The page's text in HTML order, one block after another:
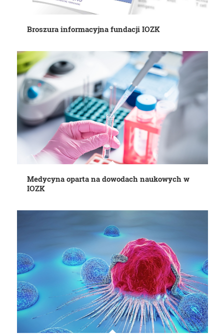
Broszura informacyjna fundacji IOZK
Medycyna oparta na dowodach naukowych w
IOZK